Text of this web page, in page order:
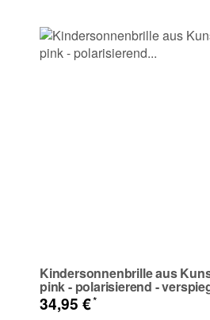
Kindersonnenbrille aus
pink - polarisierend -
34,95 €*